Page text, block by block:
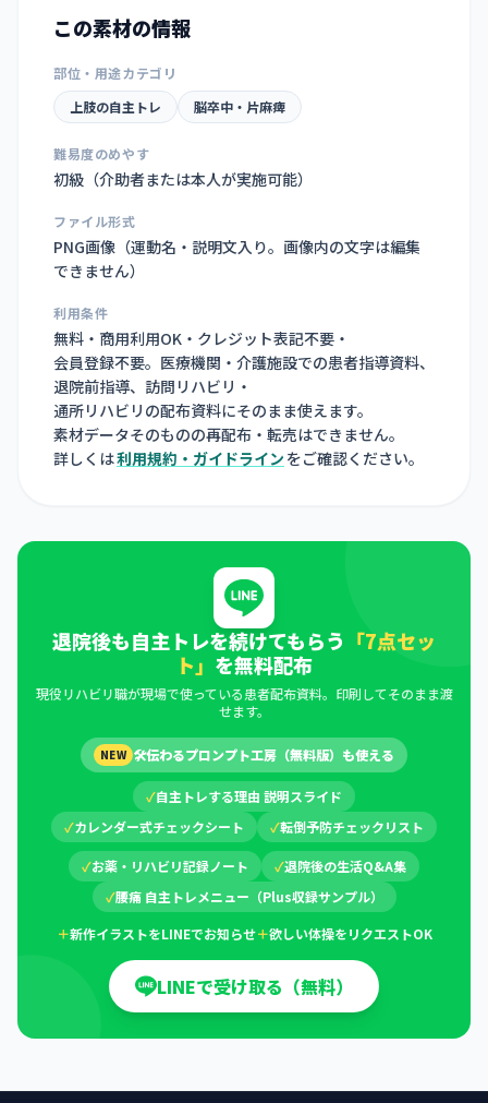
この素材の情報
部位・用途カテゴリ
上肢の自主トレ
脳卒中・片麻痺
難易度のめやす
初級（介助者または本人が実施可能）
ファイル形式
PNG画像（運動名・説明文入り。画像内の文字は編集
できません）
利用条件
無料・商用利用OK・クレジット表記不要・
会員登録不要。医療機関・介護施設での患者指導資料、
退院前指導、訪問リハビリ・
通所リハビリの配布資料にそのまま使えます。
素材データそのものの再配布・転売はできません。
詳しくは利用規約・ガイドライン をご確認ください。
退院後も自主トレを続けてもらう 「7点セッ
ト」 を無料配布
現役リハビリ職が現場で使っている患者配布資料。印刷してそのまま渡
せます。
NEW 🛠伝わるプロンプト工房（無料版）も使える
✓自主トレする理由 説明スライド
✓カレンダー式チェックシート ✓転倒予防チェックリスト
✓お薬・リハビリ記録ノート ✓退院後の生活Q&A集
✓腰痛 自主トレメニュー（Plus収録サンプル）
＋新作イラストをLINEでお知らせ＋欲しい体操をリクエストOK
LINEで受け取る（無料）